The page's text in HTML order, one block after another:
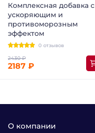
Комплексная добавка с
ускоряющим и
противоморозным
эффектом
0 отзывов
2187 ₽
О компании